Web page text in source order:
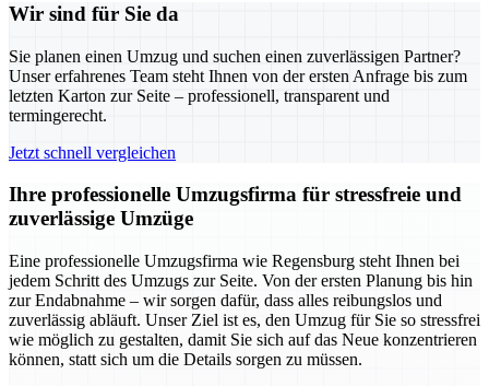
Wir sind für Sie da
Sie planen einen Umzug und suchen einen zuverlässigen Partner?
Unser erfahrenes Team steht Ihnen von der ersten Anfrage bis zum
letzten Karton zur Seite – professionell, transparent und
termingerecht.
Jetzt schnell vergleichen
Ihre professionelle Umzugsfirma für stressfreie und
zuverlässige Umzüge
Eine professionelle Umzugsfirma wie Regensburg steht Ihnen bei
jedem Schritt des Umzugs zur Seite. Von der ersten Planung bis hin
zur Endabnahme – wir sorgen dafür, dass alles reibungslos und
zuverlässig abläuft. Unser Ziel ist es, den Umzug für Sie so stressfrei
wie möglich zu gestalten, damit Sie sich auf das Neue konzentrieren
können, statt sich um die Details sorgen zu müssen.